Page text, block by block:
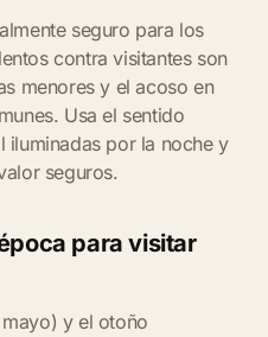
seguro para los
contra visitantes son
menores y el acoso en
Usa el sentido
iluminadas por la noche y
seguros.
para visitar
y el otoño